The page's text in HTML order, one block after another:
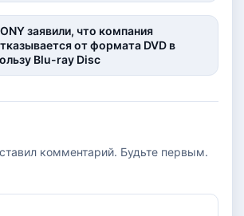
заявили, что компания
от формата DVD в
Blu-ray Disc
комментарий. Будьте первым.